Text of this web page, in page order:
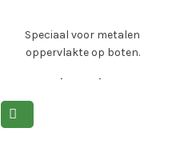
Speciaal voor metalen
oppervlakte op boten.
e=”color: #ed6819;”
href=”#meerproductinfo”>Lees